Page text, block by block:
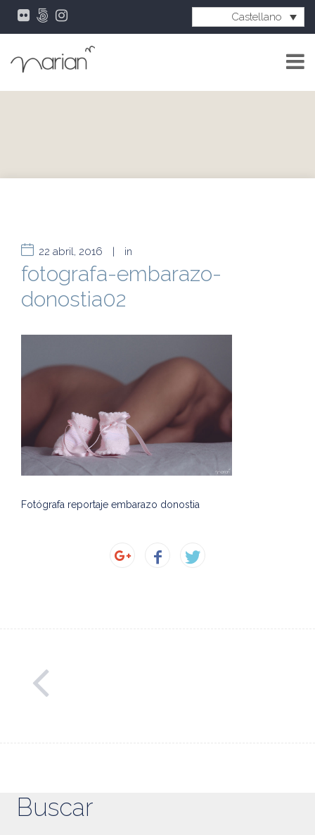
Castellano
22 abril, 2016 | in
fotografa-embarazo-
donostia02
Fotógrafa reportaje embarazo donostia
Buscar